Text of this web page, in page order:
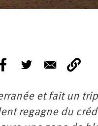
et fait un
regagne du